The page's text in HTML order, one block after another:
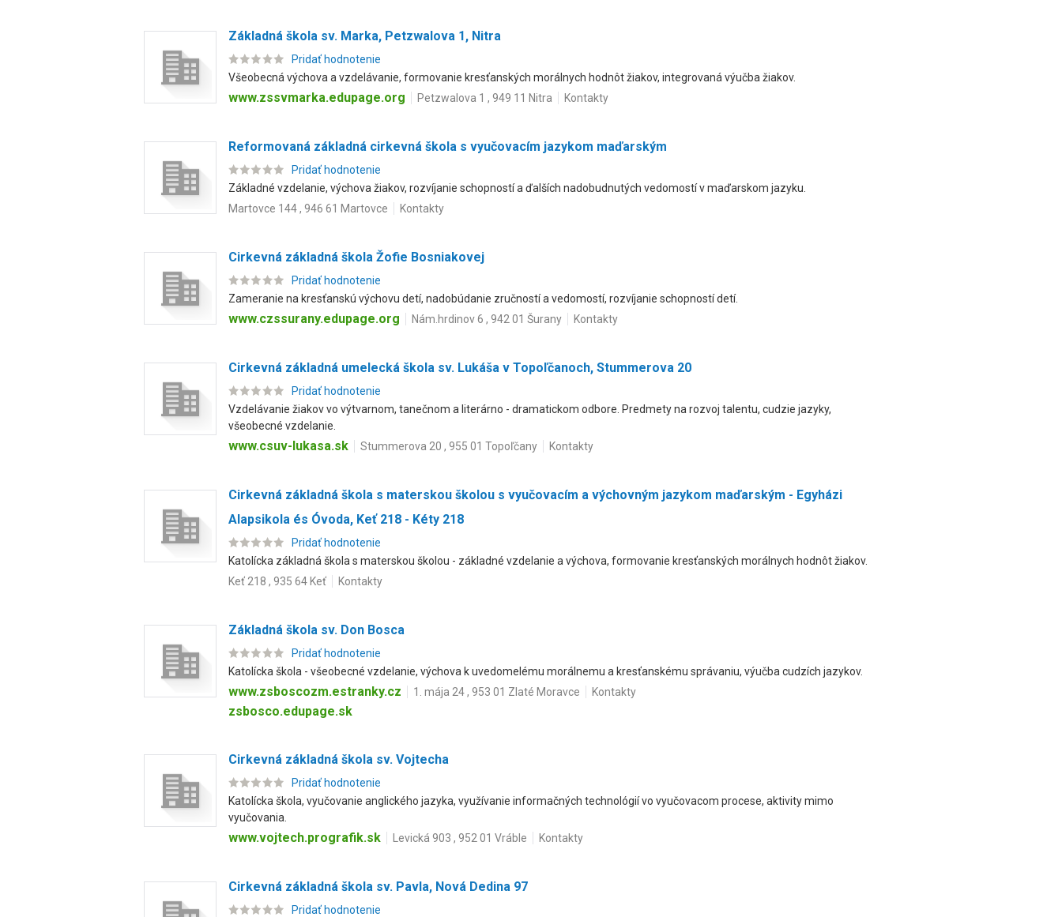
Základná škola sv. Marka, Petzwalova 1, Nitra
Pridať hodnotenie
Všeobecná výchova a vzdelávanie, formovanie kresťanských morálnych hodnôt žiakov, integrovaná výučba žiakov.
www.zssvmarka.edupage.org Petzwalova 1 , 949 11 Nitra Kontakty
Reformovaná základná cirkevná škola s vyučovacím jazykom maďarským
Pridať hodnotenie
Základné vzdelanie, výchova žiakov, rozvíjanie schopností a ďalších nadobudnutých vedomostí v maďarskom jazyku.
Martovce 144 , 946 61 Martovce
Kontakty
Cirkevná základná škola Žofie Bosniakovej
Pridať hodnotenie
Zameranie na kresťanskú výchovu detí, nadobúdanie zručností a vedomostí, rozvíjanie schopností detí.
www.czssurany.edupage.org Nám.hrdinov 6 , 942 01 Šurany Kontakty
Cirkevná základná umelecká škola sv. Lukáša v Topoľčanoch, Stummerova 20
Pridať hodnotenie
Vzdelávanie žiakov vo výtvarnom, tanečnom a literárno - dramatickom odbore. Predmety na rozvoj talentu, cudzie jazyky,
všeobecné vzdelanie.
www.csuv-lukasa.sk Stummerova 20 , 955 01 Topoľčany Kontakty
Cirkevná základná škola s materskou školou s vyučovacím a výchovným jazykom maďarským - Egyházi
Alapsikola és Óvoda, Keť 218 - Kéty 218
Pridať hodnotenie
Katolícka základná škola s materskou školou - základné vzdelanie a výchova, formovanie kresťanských morálnych hodnôt žiakov.
Keť 218 , 935 64 Keť
Kontakty
Základná škola sv. Don Bosca
Pridať hodnotenie
Katolícka škola - všeobecné vzdelanie, výchova k uvedomelému morálnemu a kresťanskému správaniu, výučba cudzích jazykov.
www.zsboscozm.estranky.cz 1. mája 24 , 953 01 Zlaté Moravce Kontakty
zsbosco.edupage.sk
Cirkevná základná škola sv. Vojtecha
Pridať hodnotenie
Katolícka škola, vyučovanie anglického jazyka, využívanie informačných technológií vo vyučovacom procese, aktivity mimo
vyučovania.
www.vojtech.prografik.sk Levická 903 , 952 01 Vráble Kontakty
Cirkevná základná škola sv. Pavla, Nová Dedina 97
Pridať hodnotenie